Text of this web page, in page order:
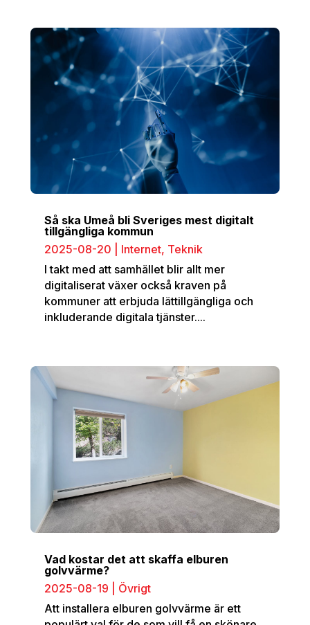
Så ska Umeå bli Sveriges mest digitalt
tillgängliga kommun
2025-08-20
Internet, Teknik
I takt med att samhället blir allt mer
digitaliserat växer också kraven på
kommuner att erbjuda lättillgängliga och
inkluderande digitala tjänster....
Vad kostar det att skaffa elburen
golvvärme?
2025-08-19
Övrigt
Att installera elburen golvvärme är ett